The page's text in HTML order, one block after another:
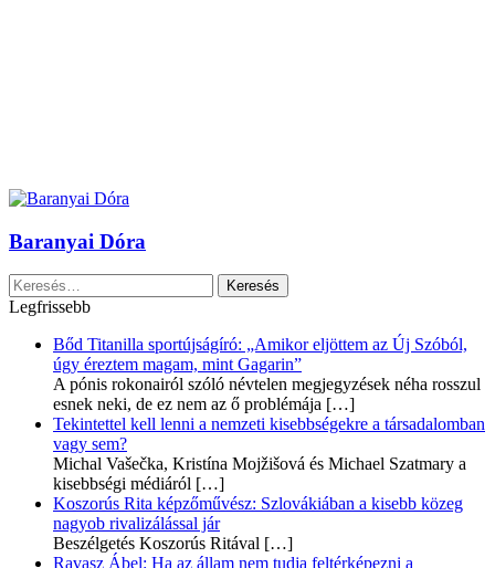
Baranyai Dóra
Keresés:
Legfrissebb
Bőd Titanilla sportújságíró: „Amikor eljöttem az Új Szóból,
úgy éreztem magam, mint Gagarin”
A pónis rokonairól szóló névtelen megjegyzések néha rosszul
esnek neki, de ez nem az ő problémája […]
Tekintettel kell lenni a nemzeti kisebbségekre a társadalomban
vagy sem?
Michal Vašečka, Kristína Mojžišová és Michael Szatmary a
kisebbségi médiáról […]
Koszorús Rita képzőművész: Szlovákiában a kisebb közeg
nagyob rivalizálással jár
Beszélgetés Koszorús Ritával […]
Ravasz Ábel: Ha az állam nem tudja feltérképezni a